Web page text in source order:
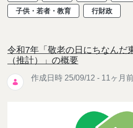
子供・若者・教育
行財政
令和7年「敬老の日にちなんだ
（推計）」の概要
作成日時 25/09/12 - 11ヶ月